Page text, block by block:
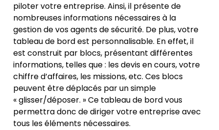
piloter votre entreprise. Ainsi, il présente de
nombreuses informations nécessaires à la
gestion de vos agents de sécurité. De plus, votre
tableau de bord est personnalisable. En effet, il
est construit par blocs, présentant différentes
informations, telles que : les devis en cours, votre
chiffre d’affaires, les missions, etc. Ces blocs
peuvent être déplacés par un simple
« glisser/déposer. » Ce tableau de bord vous
permettra donc de diriger votre entreprise avec
tous les éléments nécessaires.